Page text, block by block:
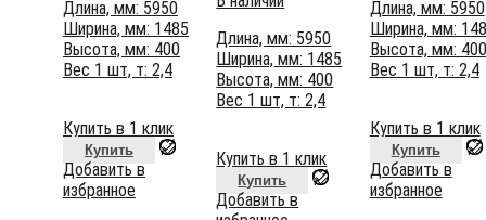
Длина, мм: 5950
Ширина, мм: 1485
Высота, мм: 400
Вес 1 шт, т: 2,4
Купить в 1 клик
Купить
Добавить в
избранное
Длина, мм: 5950
Ширина, мм: 1485
Высота, мм: 400
Вес 1 шт, т: 2,4
Купить в 1 клик
Купить
Добавить в
Длина, мм: 5950
Ширина, мм:
Высота, мм: 400
Вес 1 шт, т: 2,4
Купить в 1 клик
Купить
Добавить в
избранное